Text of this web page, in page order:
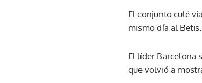
El conjunto culé
mismo día al Betis.
El líder Barcelona
que volvió a